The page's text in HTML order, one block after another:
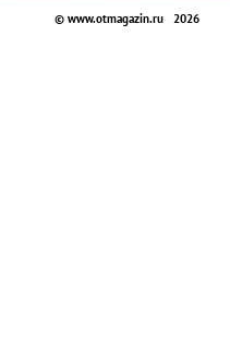
© www.otmagazin.ru 2026